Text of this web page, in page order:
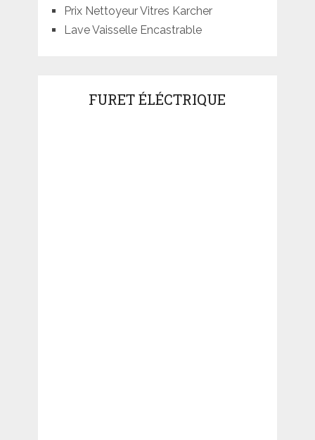
Prix Nettoyeur Vitres Karcher
Lave Vaisselle Encastrable
FURET ÉLÉCTRIQUE